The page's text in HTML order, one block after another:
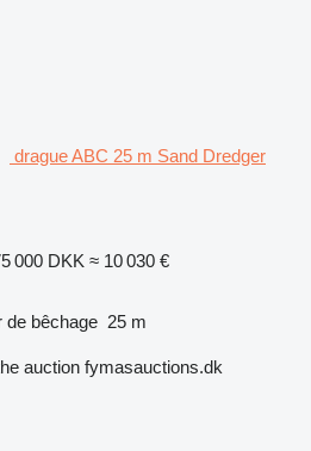
drague ABC 25 m Sand Dredger
000 DKK ≈ 10 030 €
de bêchage 25 m
auction fymasauctions.dk